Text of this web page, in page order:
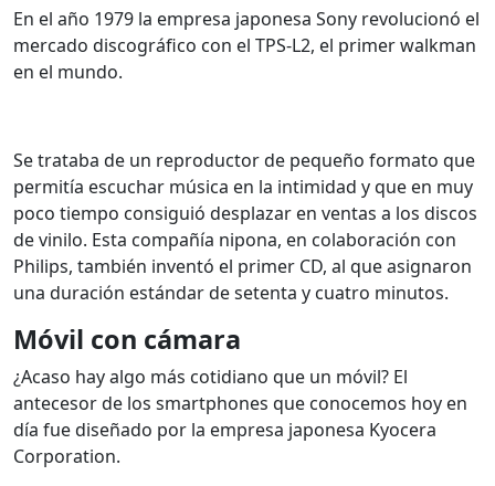
En el año 1979 la empresa japonesa Sony revolucionó el
mercado discográfico con el TPS-L2, el primer walkman
en el mundo.
Se trataba de un reproductor de pequeño formato que
permitía escuchar música en la intimidad y que en muy
poco tiempo consiguió desplazar en ventas a los discos
de vinilo. Esta compañía nipona, en colaboración con
Philips, también inventó el primer CD, al que asignaron
una duración estándar de setenta y cuatro minutos.
Móvil con cámara
¿Acaso hay algo más cotidiano que un móvil? El
antecesor de los smartphones que conocemos hoy en
día fue diseñado por la empresa japonesa Kyocera
Corporation.